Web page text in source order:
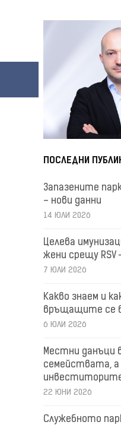
ПОСЛЕДНИ
Запазените
– нови данни
14 ЮЛИ 2026
Целева
жени срещу RSV
7 ЮЛИ 2026
Какво знаем и
връщащите се в
6 ЮЛИ 2026
Местни данъци
семействата, а
22 ЮНИ 2026
Служебното